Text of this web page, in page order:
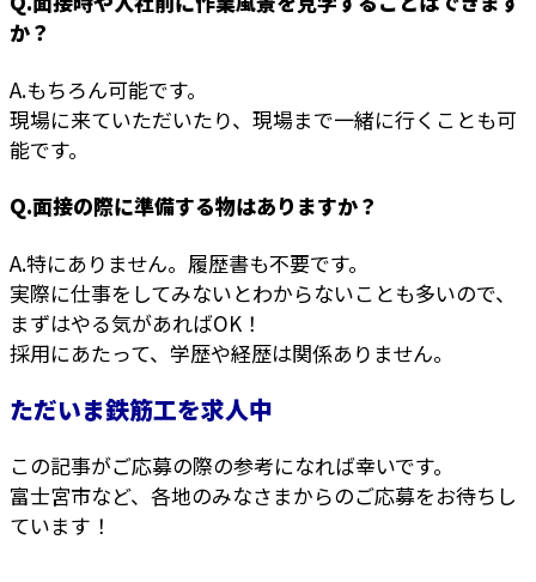
か？
A.もちろん可能です。
現場に来ていただいたり、現場まで一緒に行くことも可
能です。
Q.面接の際に準備する物はありますか？
A.特にありません。履歴書も不要です。
実際に仕事をしてみないとわからないことも多いので、
まずはやる気があればOK！
採用にあたって、学歴や経歴は関係ありません。
ただいま鉄筋工を求人中
この記事がご応募の際の参考になれば幸いです。
富士宮市など、各地のみなさまからのご応募をお待ちし
ています！